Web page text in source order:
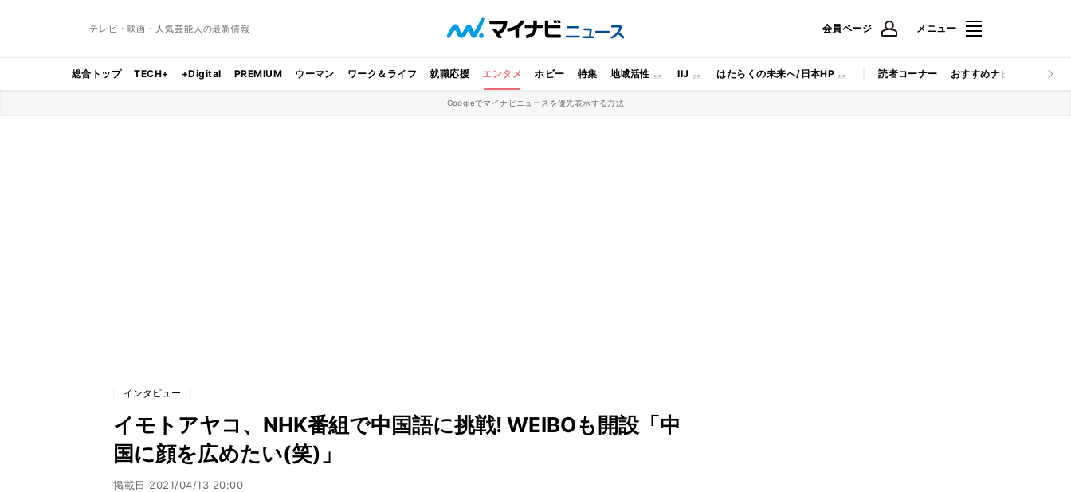
テレビ・映画・人気芸能人の最新情報 会員ページ メニュー
総合トップ TECH+ +Digital PREMIUM ウーマン ワーク＆ライフ 就職応援 エンタメ ホビー 特集 地域活性 IIJ はたらくの未来へ/日本HP 読者コーナー おすすめナビ マイナビ
Googleでマイナビニュースを優先表示する方法
インタビュー
イモトアヤコ、NHK番組で中国語に挑戦! WEIBOも開設「中
国に顔を広めたい(笑)」
掲載日 2021/04/13 20:00